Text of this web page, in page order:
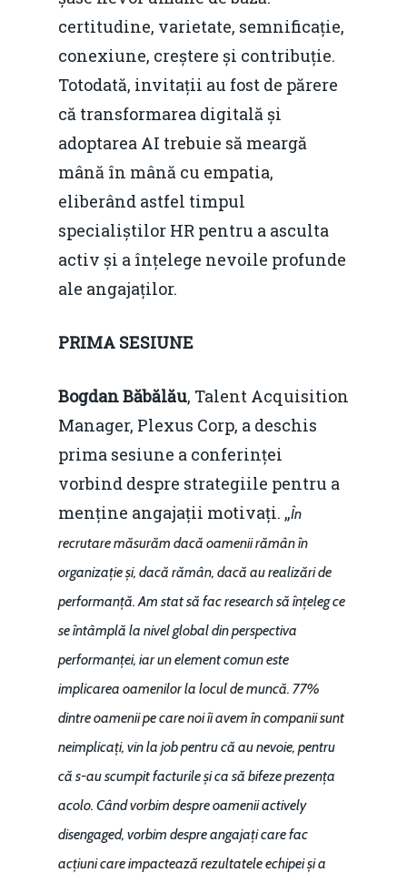
certitudine, varietate, semnificație,
conexiune, creștere și contribuție.
Totodată, invitații au fost de părere
că transformarea digitală și
adoptarea AI trebuie să meargă
mână în mână cu empatia,
eliberând astfel timpul
specialiștilor HR pentru a asculta
activ și a înțelege nevoile profunde
ale angajaților.
PRIMA SESIUNE
Bogdan Băbălău, Talent Acquisition
Manager, Plexus Corp, a deschis
prima sesiune a conferinței
vorbind despre strategiile pentru a
menține angajații motivați. „În
recrutare măsurăm dacă oamenii rămân în
organizație și, dacă rămân, dacă au realizări de
performanță. Am stat să fac research să înțeleg ce
se întâmplă la nivel global din perspectiva
performanței, iar un element comun este
implicarea oamenilor la locul de muncă. 77%
dintre oamenii pe care noi îi avem în companii sunt
neimplicați, vin la job pentru că au nevoie, pentru
că s-au scumpit facturile și ca să bifeze prezența
acolo. Când vorbim despre oamenii actively
disengaged, vorbim despre angajați care fac
acțiuni care impactează rezultatele echipei și a